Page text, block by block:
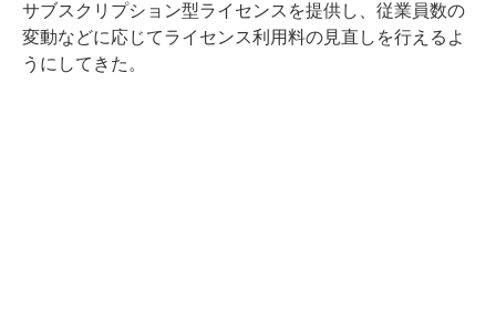
サブスクリプション型ライセンスを提供し、従業員数の
変動などに応じてライセンス利用料の見直しを行えるよ
うにしてきた。